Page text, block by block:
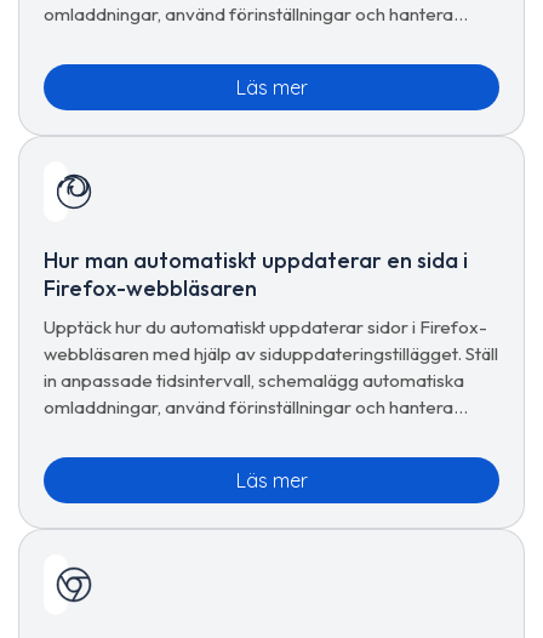
omladdningar, använd förinställningar och hantera
surfning.
Läs mer
Hur man automatiskt uppdaterar en sida i
Firefox-webbläsaren
Upptäck hur du automatiskt uppdaterar sidor i Firefox-
webbläsaren med hjälp av siduppdateringstillägget. Ställ
in anpassade tidsintervall, schemalägg automatiska
omladdningar, använd förinställningar och hantera
surfning.
Läs mer